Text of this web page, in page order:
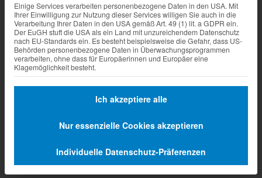
Einige Services verarbeiten personenbezogene Daten in den USA. Mit
Ihrer Einwilligung zur Nutzung dieser Services willigen Sie auch in die
Verarbeitung Ihrer Daten in den USA gemäß Art. 49 (1) lit. a GDPR ein.
Der EuGH stuft die USA als ein Land mit unzureichendem Datenschutz
nach EU-Standards ein. Es besteht beispielsweise die Gefahr, dass US-
Behörden personenbezogene Daten in Überwachungsprogrammen
verarbeiten, ohne dass für Europäerinnen und Europäer eine
Klagemöglichkeit besteht.
Ich akzeptiere alle
Nur essenzielle Cookies akzeptieren
Individuelle Datenschutz-Präferenzen